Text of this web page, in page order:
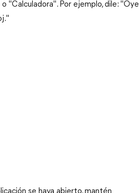
"Calculadora". Por ejemplo, dile: "Oye